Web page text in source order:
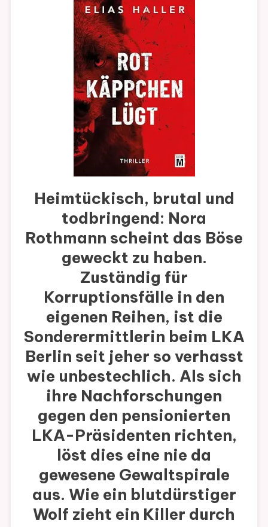
Heimtückisch, brutal und
todbringend: Nora
Rothmann scheint das Böse
geweckt zu haben.
Zuständig für
Korruptionsfälle in den
eigenen Reihen, ist die
Sonderermittlerin beim LKA
Berlin seit jeher so verhasst
wie unbestechlich. Als sich
ihre Nachforschungen
gegen den pensionierten
LKA-Präsidenten richten,
löst dies eine nie da
gewesene Gewaltspirale
aus. Wie ein blutdürstiger
Wolf zieht ein Killer durch